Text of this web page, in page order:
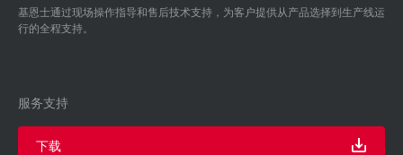
基恩士通过现场操作指导和售后技术支持，为客户提供从产品选择到生产线运
行的全程支持。
服务支持
下载